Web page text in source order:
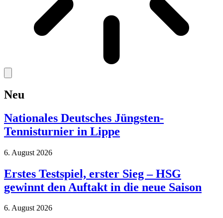
Neu
Nationales Deutsches Jüngsten-
Tennisturnier in Lippe
6. August 2026
Erstes Testspiel, erster Sieg – HSG
gewinnt den Auftakt in die neue Saison
6. August 2026